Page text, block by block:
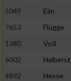
5049
Eim
7653
Flügge
1380
Voß
6002
4892
Hesse